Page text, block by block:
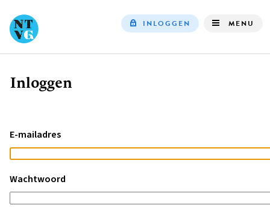
INLOGGEN MENU
Kruimelpad
Inloggen
E-mailadres
Wachtwoord